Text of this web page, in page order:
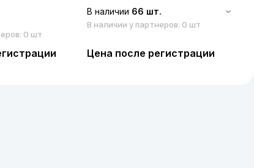
0 шт
В наличии 66 шт.
В наличии у партнеров: 0 шт
Цена после регистрации